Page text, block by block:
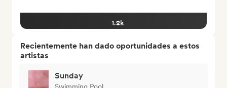
1.2k
Recientemente han dado oportunidades a estos
artistas
Sunday
Swimming Pool